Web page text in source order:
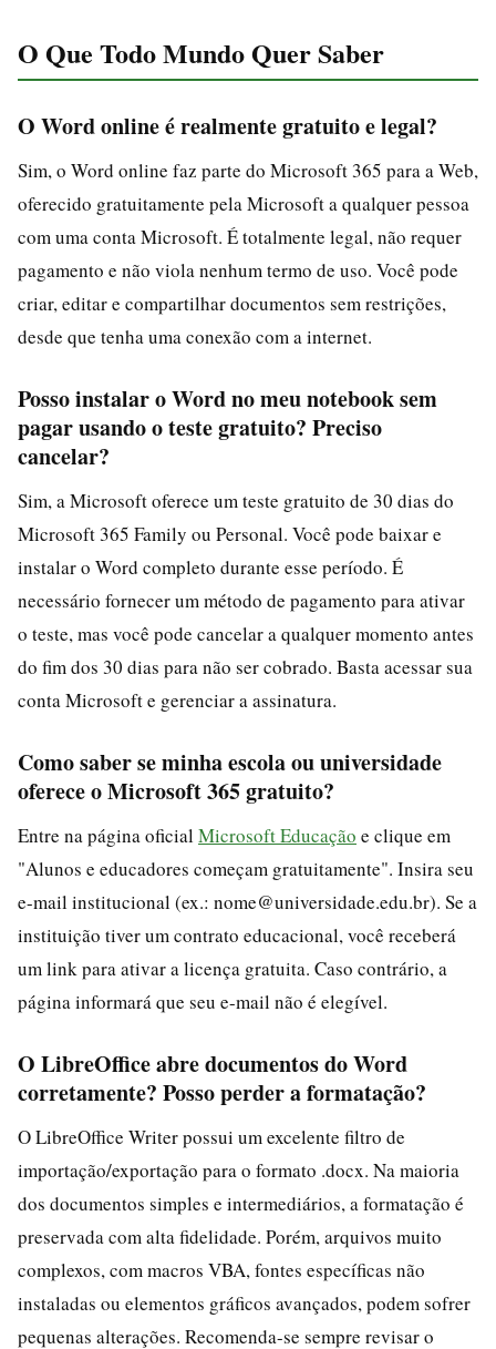
O Que Todo Mundo Quer Saber
O Word online é realmente gratuito e legal?
Sim, o Word online faz parte do Microsoft 365 para a Web,
oferecido gratuitamente pela Microsoft a qualquer pessoa
com uma conta Microsoft. É totalmente legal, não requer
pagamento e não viola nenhum termo de uso. Você pode
criar, editar e compartilhar documentos sem restrições,
desde que tenha uma conexão com a internet.
Posso instalar o Word no meu notebook sem
pagar usando o teste gratuito? Preciso
cancelar?
Sim, a Microsoft oferece um teste gratuito de 30 dias do
Microsoft 365 Family ou Personal. Você pode baixar e
instalar o Word completo durante esse período. É
necessário fornecer um método de pagamento para ativar
o teste, mas você pode cancelar a qualquer momento antes
do fim dos 30 dias para não ser cobrado. Basta acessar sua
conta Microsoft e gerenciar a assinatura.
Como saber se minha escola ou universidade
oferece o Microsoft 365 gratuito?
Entre na página oficial Microsoft Educação e clique em
"Alunos e educadores começam gratuitamente". Insira seu
e-mail institucional (ex.: nome@universidade.edu.br). Se a
instituição tiver um contrato educacional, você receberá
um link para ativar a licença gratuita. Caso contrário, a
página informará que seu e-mail não é elegível.
O LibreOffice abre documentos do Word
corretamente? Posso perder a formatação?
O LibreOffice Writer possui um excelente filtro de
importação/exportação para o formato .docx. Na maioria
dos documentos simples e intermediários, a formatação é
preservada com alta fidelidade. Porém, arquivos muito
complexos, com macros VBA, fontes específicas não
instaladas ou elementos gráficos avançados, podem sofrer
pequenas alterações. Recomenda-se sempre revisar o